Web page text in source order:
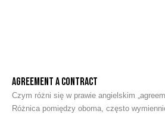
Agreement a contract
Czym różni się w prawie angielskim
Różnica pomiędzy oboma, często